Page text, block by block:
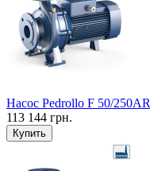
Насос Pedrollo F 50/250AR
113 144 грн.
Купить